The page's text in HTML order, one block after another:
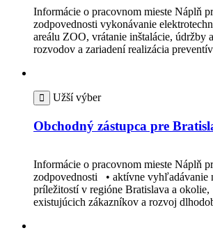
Informácie o pracovnom mieste Náplň
zodpovednosti vykonávanie
areálu ZOO, vrátanie inštalácie, údržby
rozvodov a zariadení realizácia
Užší výber
Obchodný zástupca pre
Informácie o pracovnom mieste Náplň
zodpovednosti • aktívne vyhľadávanie
príležitostí v regióne Bratislava a
existujúcich zákazníkov a rozvoj